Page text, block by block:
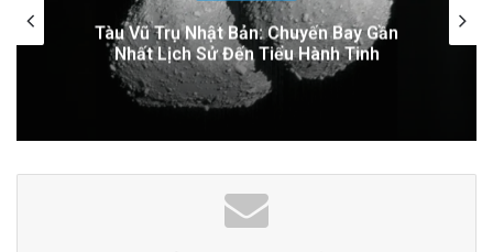
Tên lửa SpaceX chuẩn bị va chạm với Mặt
Trăng: Cú sốc vũ trụ sắp xảy ra!
2 days ago
advertisement
Google Earth AI Bị Rút Gấp Vì Cơn Bão
Deepfake